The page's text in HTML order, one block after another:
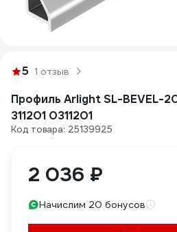
5 1 отзыв
Профиль Arlight SL-BEVEL-
311201 0311201
Код товара: 25139925
2 036 ₽
Начислим 20 бонусов